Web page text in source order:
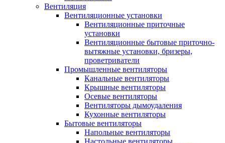
Вентиляция
Вентиляционные установки
Вентиляционные приточные
установки
Вентиляционные бытовые приточно-
вытяжные установки, бризеры,
проветриватели
Промышленные вентиляторы
Канальные вентиляторы
Крышные вентиляторы
Осевые вентиляторы
Вентиляторы дымоудаления
Кухонные вентиляторы
Бытовые вентиляторы
Напольные вентиляторы
Настольные вентиляторы